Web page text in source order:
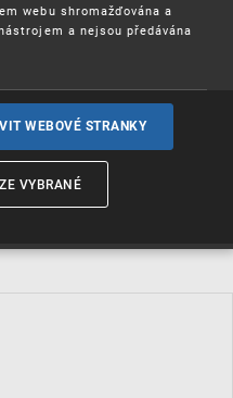
zeměpisná
webu shromažďována a
a nejsou předávána
WEBOVÉ STRANKY
VYBRANÉ